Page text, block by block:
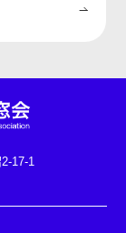
17-1